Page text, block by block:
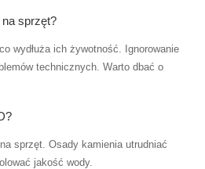
sprzęt?
wydłuża ich żywotność. Ignorowanie
technicznych. Warto dbać o
sprzęt. Osady kamienia utrudniać
jakość wody.